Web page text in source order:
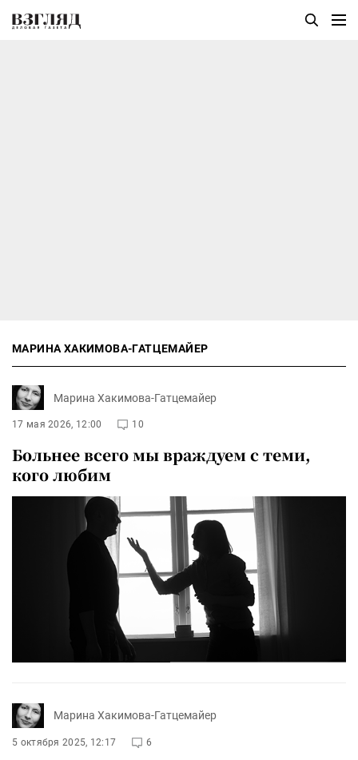
МАРИНА ХАКИМОВА-ГАТЦЕМАЙЕР
Марина Хакимова-Гатцемайер
17 мая 2026, 12:00 10
Больнее всего мы враждуем с теми,
кого любим
Марина Хакимова-Гатцемайер
5 октября 2025, 12:17 6